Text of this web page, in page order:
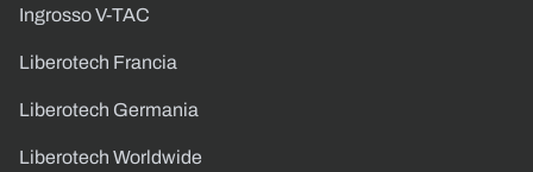
Ingrosso V-TAC
Liberotech Francia
Liberotech Germania
Liberotech Worldwide